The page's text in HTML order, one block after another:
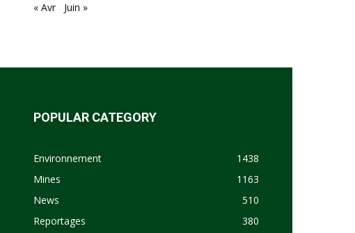
« Avr
Juin »
POPULAR CATEGORY
Environnement
1438
Mines
1163
News
510
Reportages
380